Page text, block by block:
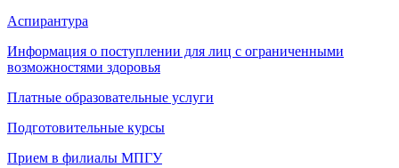
Аспирантура
Информация о поступлении для лиц с ограниченными
возможностями здоровья
Платные образовательные услуги
Подготовительные курсы
Прием в филиалы МПГУ